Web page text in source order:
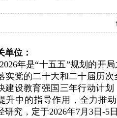
单位：
年是“十五五”规划的开
实党的二十大和二十届历
建设教育强国三年行动计划
升中的指导作用，全力推
研究，定于2026年7月3 日-5